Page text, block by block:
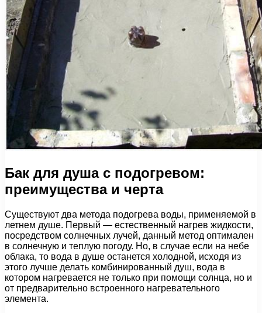
Бак для душа с подогревом:
преимущества и черта
Существуют два метода подогрева воды, применяемой в
летнем душе. Первый — естественный нагрев жидкости,
посредством солнечных лучей, данный метод оптимален
в солнечную и теплую погоду. Но, в случае если на небе
облака, то вода в душе останется холодной, исходя из
этого лучше делать комбинированный душ, вода в
котором нагревается не только при помощи солнца, но и
от предварительно встроенного нагревательного
элемента.